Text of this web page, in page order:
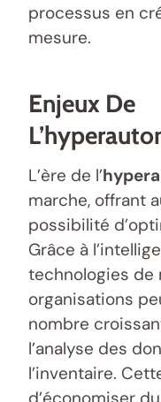
processus en
mesure.
Enjeux De
L’ère de l’
marche, offrant
possibilité
Grâce à
technologies de
organisations
nombre
l’analyse des
l’inventaire.